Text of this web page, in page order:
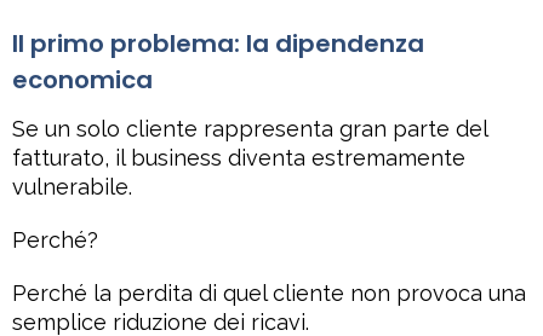
Il primo problema: la dipendenza
economica
Se un solo cliente rappresenta gran parte del
fatturato, il business diventa estremamente
vulnerabile.
Perché?
Perché la perdita di quel cliente non provoca una
semplice riduzione dei ricavi.